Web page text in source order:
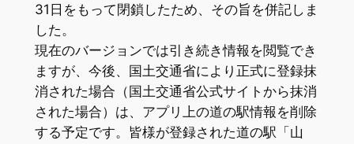
31日をもって閉鎖したため、その旨を併記しま
した。
現在のバージョンでは引き続き情報を閲覧でき
ますが、今後、国土交通省により正式に登録抹
消された場合（国土交通省公式サイトから抹消
された場合）は、アプリ上の道の駅情報を削除
する予定です。皆様が登録された道の駅「山